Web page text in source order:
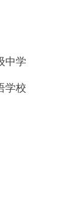
中学
学校